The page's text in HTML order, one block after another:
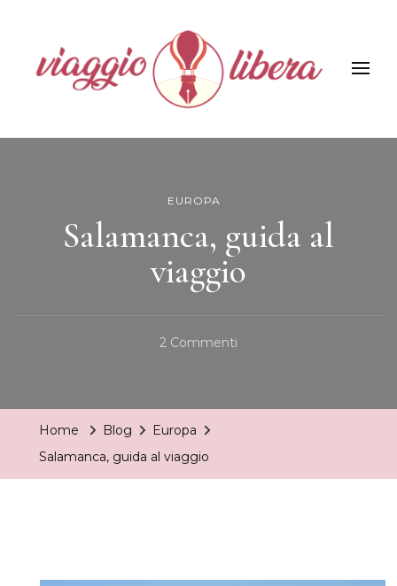
Viaggiolibera
EUROPA
Salamanca, guida al
viaggio
2 Commenti
Home Blog
Europa
Salamanca, guida al viaggio